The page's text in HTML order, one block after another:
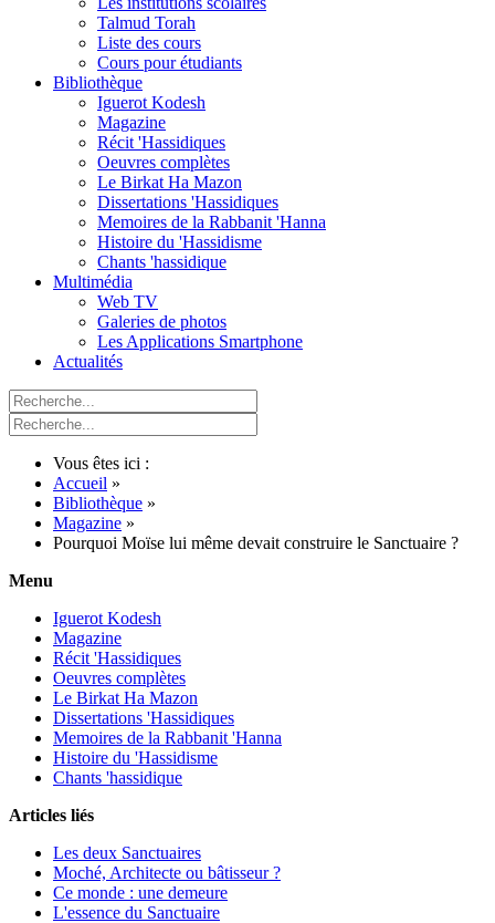
Talmud Torah
Liste des cours
Cours pour étudiants
Bibliothèque
Iguerot Kodesh
Magazine
Récit 'Hassidiques
Oeuvres complètes
Le Birkat Ha Mazon
Dissertations 'Hassidiques
Memoires de la Rabbanit 'Hanna
Histoire du 'Hassidisme
Chants 'hassidique
Multimédia
Web TV
Galeries de photos
Les Applications Smartphone
Actualités
Vous êtes ici :
Accueil »
Bibliothèque »
Magazine »
Pourquoi Moïse lui même devait construire le Sanctuaire ?
Menu
Iguerot Kodesh
Magazine
Récit 'Hassidiques
Oeuvres complètes
Le Birkat Ha Mazon
Dissertations 'Hassidiques
Memoires de la Rabbanit 'Hanna
Histoire du 'Hassidisme
Chants 'hassidique
Articles liés
Les deux Sanctuaires
Moché, Architecte ou bâtisseur ?
Ce monde : une demeure
L'essence du Sanctuaire